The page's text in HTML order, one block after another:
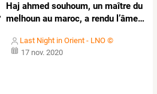
Haj ahmed souhoum, un maître du
melhoun au maroc, a rendu l’âme…
Last Night in Orient - LNO ©
17 nov. 2020